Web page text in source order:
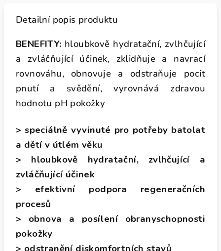
Detailní popis produktu
BENEFITY: hloubkově hydratační, zvlhčující
a zvláčňující účinek, zklidňuje a navrací
rovnováhu, obnovuje a odstraňuje pocit
pnutí a svědění, vyrovnává zdravou
hodnotu pH pokožky
> speciálně vyvinuté pro potřeby batolat
a dětí v útlém věku
> hloubkově hydratační, zvlhčující a
zvláčňující účinek
> efektivní podpora regeneračních
procesů
> obnova a posílení obranyschopnosti
pokožky